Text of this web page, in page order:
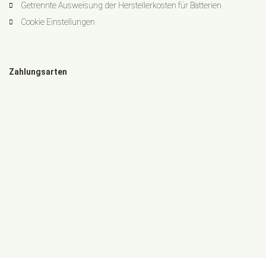
Getrennte Ausweisung der Herstellerkosten für Batterien
Cookie Einstellungen
Zahlungsarten